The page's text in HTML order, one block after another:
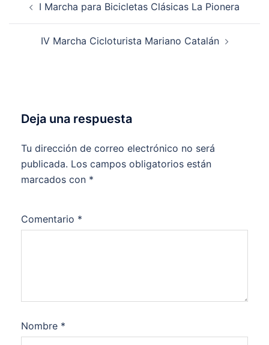
I Marcha para Bicicletas Clásicas La Pionera
IV Marcha Cicloturista Mariano Catalán
Deja una respuesta
Tu dirección de correo electrónico no será
publicada. Los campos obligatorios están
marcados con *
Comentario *
Nombre *